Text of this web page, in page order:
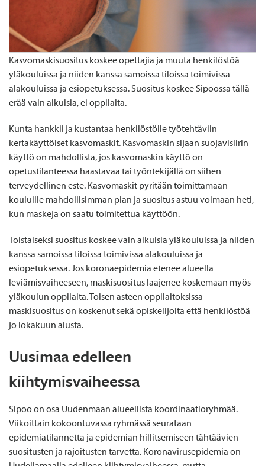
Kasvomaskisuositus koskee opettajia ja muuta henkilöstöä
yläkouluissa ja niiden kanssa samoissa tiloissa toimivissa
alakouluissa ja esiopetuksessa. Suositus koskee Sipoossa tällä
erää vain aikuisia, ei oppilaita.
Kunta hankkii ja kustantaa henkilöstölle työtehtäviin
kertakäyttöiset kasvomaskit. Kasvomaskin sijaan suojavisiirin
käyttö on mahdollista, jos kasvomaskin käyttö on
opetustilanteessa haastavaa tai työntekijällä on siihen
terveydellinen este. Kasvomaskit pyritään toimittamaan
kouluille mahdollisimman pian ja suositus astuu voimaan heti,
kun maskeja on saatu toimitettua käyttöön.
Toistaiseksi suositus koskee vain aikuisia yläkouluissa ja niiden
kanssa samoissa tiloissa toimivissa alakouluissa ja
esiopetuksessa. Jos koronaepidemia etenee alueella
leviämisvaiheeseen, maskisuositus laajenee koskemaan myös
yläkoulun oppilaita. Toisen asteen oppilaitoksissa
maskisuositus on koskenut sekä opiskelijoita että henkilöstöä
jo lokakuun alusta.
Uusimaa edelleen
kiihtymisvaiheessa
Sipoo on osa Uudenmaan alueellista koordinaatioryhmää.
Viikoittain kokoontuvassa ryhmässä seurataan
epidemiatilannetta ja epidemian hillitsemiseen tähtäävien
suositusten ja rajoitusten tarvetta. Koronavirusepidemia on